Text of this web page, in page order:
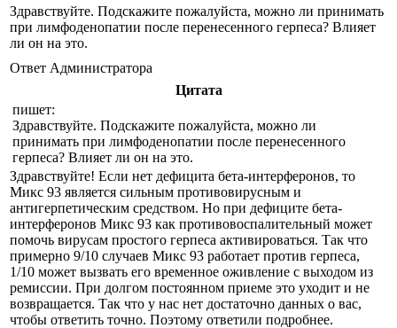
Здравствуйте. Подскажите пожалуйста, можно ли принимать
при лимфоденопатии после перенесенного герпеса? Влияет
ли он на это.
Ответ Администратора
Цитата
пишет:
Здравствуйте. Подскажите пожалуйста, можно ли
принимать при лимфоденопатии после перенесенного
герпеса? Влияет ли он на это.
Здравствуйте! Если нет дефицита бета-интерферонов, то
Микс 93 является сильным противовирусным и
антигерпетическим средством. Но при дефиците бета-
интерферонов Микс 93 как противовоспалительный может
помочь вирусам простого герпеса активироваться. Так что
примерно 9/10 случаев Микс 93 работает против герпеса,
1/10 может вызвать его временное оживление с выходом из
ремиссии. При долгом постоянном приеме это уходит и не
возвращается. Так что у нас нет достаточно данных о вас,
чтобы ответить точно. Поэтому ответили подробнее.